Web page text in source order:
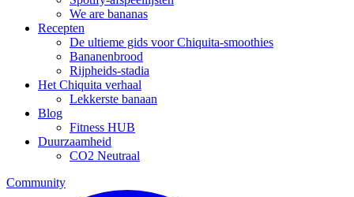
We are bananas
Recepten
De ultieme gids voor Chiquita-smoothies
Bananenbrood
Rijpheids-stadia
Het Chiquita verhaal
Lekkerste banaan
Blog
Fitness HUB
Duurzaamheid
CO2 Neutraal
Community